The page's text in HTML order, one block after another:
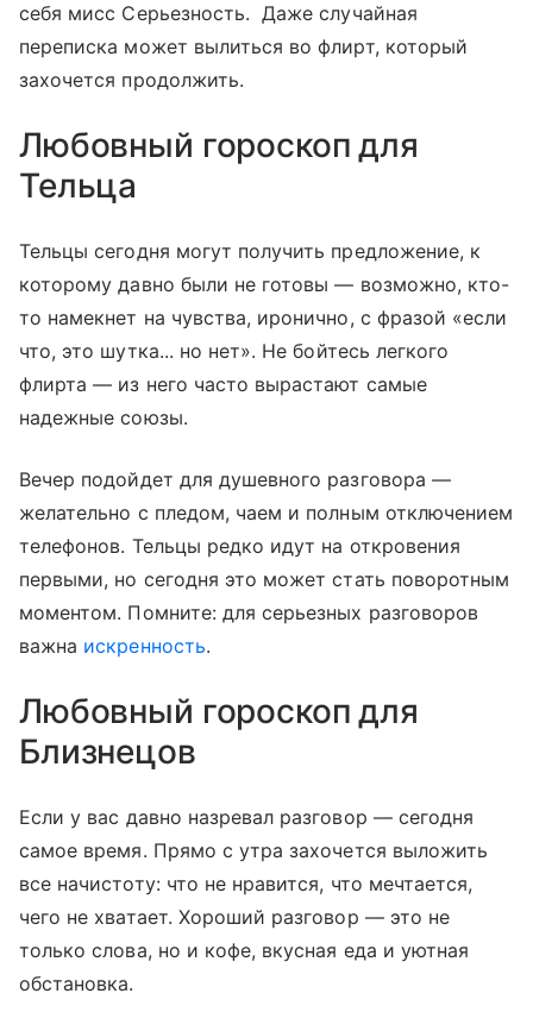
себя мисс Серьезность. Даже случайная
переписка может вылиться во флирт, который
захочется продолжить.
Любовный гороскоп для
Тельца
Тельцы сегодня могут получить предложение, к
которому давно были не готовы — возможно, кто-
то намекнет на чувства, иронично, с фразой «если
что, это шутка... но нет». Не бойтесь легкого
флирта — из него часто вырастают самые
надежные союзы.
Вечер подойдет для душевного разговора —
желательно с пледом, чаем и полным отключением
телефонов. Тельцы редко идут на откровения
первыми, но сегодня это может стать поворотным
моментом. Помните: для серьезных разговоров
важна искренность.
Любовный гороскоп для
Близнецов
Если у вас давно назревал разговор — сегодня
самое время. Прямо с утра захочется выложить
все начистоту: что не нравится, что мечтается,
чего не хватает. Хороший разговор — это не
только слова, но и кофе, вкусная еда и уютная
обстановка.